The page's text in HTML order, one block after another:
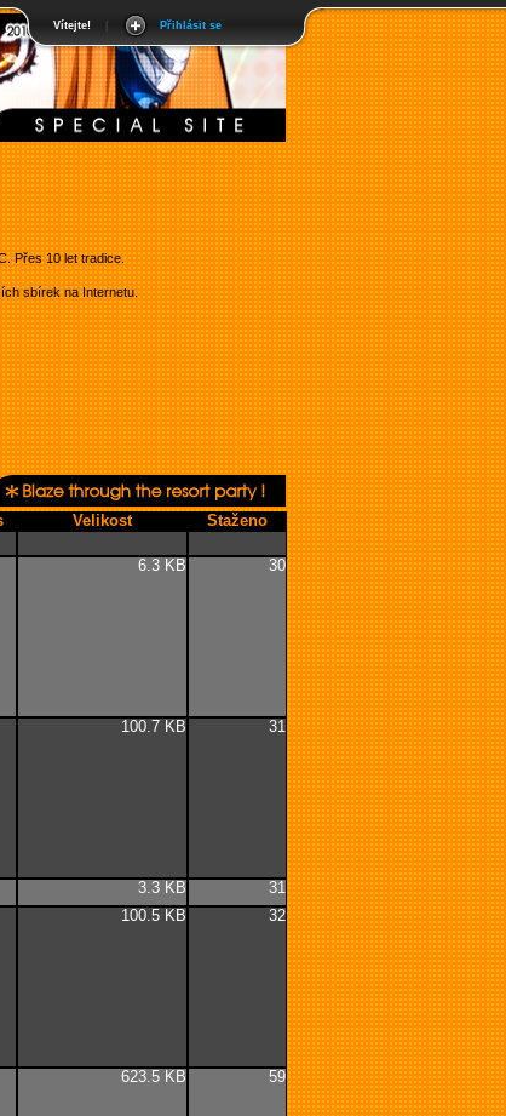
Vítejte! Přihlásit se
Přes 10 let tradice.
sbírek na Internetu.
Velikost
Staženo
6.3 KB 30
100.7 KB 31
3.3 KB 31
100.5 KB 32
623.5 KB 59